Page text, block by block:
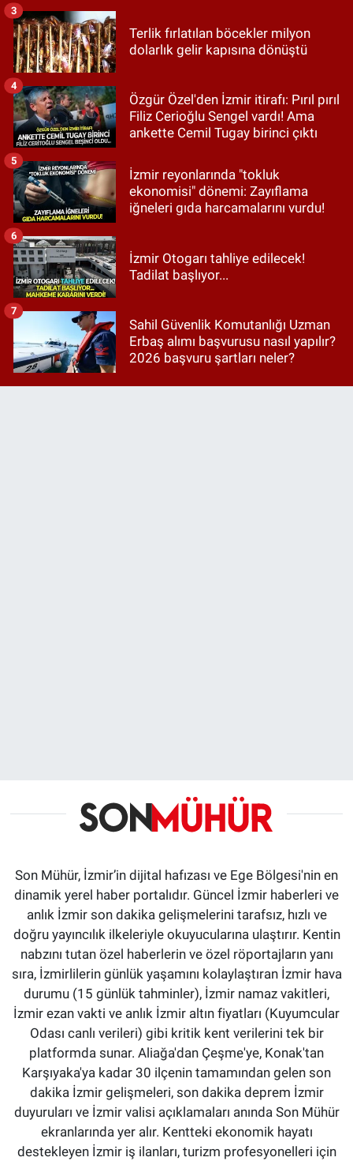
Terlik fırlatılan böcekler milyon
dolarlık gelir kapısına dönüştü
3
Özgür Özel'den İzmir itirafı: Pırıl pırıl
Filiz Cerioğlu Sengel vardı! Ama
ankette Cemil Tugay birinci çıktı
4
İzmir reyonlarında "tokluk
ekonomisi" dönemi: Zayıflama
iğneleri gıda harcamalarını vurdu!
5
İzmir Otogarı tahliye edilecek!
Tadilat başlıyor...
6
Sahil Güvenlik Komutanlığı Uzman
Erbaş alımı başvurusu nasıl yapılır?
2026 başvuru şartları neler?
7
Son Mühür, İzmir’in dijital hafızası ve Ege Bölgesi'nin en
dinamik yerel haber portalıdır. Güncel İzmir haberleri ve
anlık İzmir son dakika gelişmelerini tarafsız, hızlı ve
doğru yayıncılık ilkeleriyle okuyucularına ulaştırır. Kentin
nabzını tutan özel haberlerin ve özel röportajların yanı
sıra, İzmirlilerin günlük yaşamını kolaylaştıran İzmir hava
durumu (15 günlük tahminler), İzmir namaz vakitleri,
İzmir ezan vakti ve anlık İzmir altın fiyatları (Kuyumcular
Odası canlı verileri) gibi kritik kent verilerini tek bir
platformda sunar. Aliağa'dan Çeşme'ye, Konak'tan
Karşıyaka'ya kadar 30 ilçenin tamamından gelen son
dakika İzmir gelişmeleri, son dakika deprem İzmir
duyuruları ve İzmir valisi açıklamaları anında Son Mühür
ekranlarında yer alır. Kentteki ekonomik hayatı
destekleyen İzmir iş ilanları, turizm profesyonelleri için